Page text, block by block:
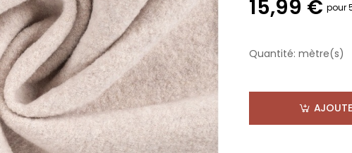
15,99 € pour
Quantité: mètre(s)